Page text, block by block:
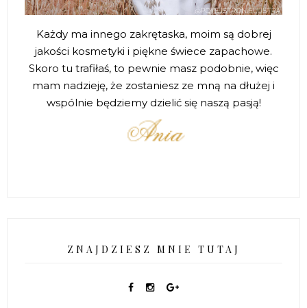
Każdy ma innego zakrętaska, moim są dobrej
jakości kosmetyki i piękne świece zapachowe.
Skoro tu trafiłaś, to pewnie masz podobnie, więc
mam nadzieję, że zostaniesz ze mną na dłużej i
wspólnie będziemy dzielić się naszą pasją!
ZNAJDZIESZ MNIE TUTAJ